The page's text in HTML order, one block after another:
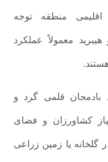
منطقه توجه
معمولاً عملکرد
بادمجان قلمی گرد و
کشاورزان و فضای
یا زمین زراعی